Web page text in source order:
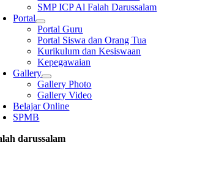
SMP ICP Al Falah Darussalam
Portal
Portal Guru
Portal Siswa dan Orang Tua
Kurikulum dan Kesiswaan
Kepegawaian
Gallery
Gallery Photo
Gallery Video
Belajar Online
SPMB
darussalam